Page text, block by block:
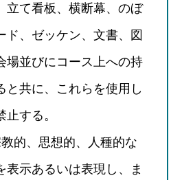
立て看板、横断幕、のぼ
ド、ゼッケン、文書、図
場並びにコース上への持
と共に、これらを使用し
する。
教的、思想的、人種的な
表示あるいは表現し、ま